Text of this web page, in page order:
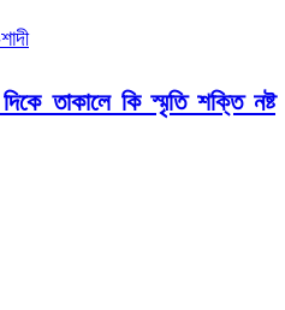
দিকে তাকালে কি স্মৃতি শক্তি নষ্ট